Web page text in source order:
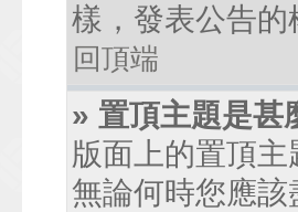
樣，發表公告
回頂端
» 置頂主題是甚
版面上的置頂
無論何時您應